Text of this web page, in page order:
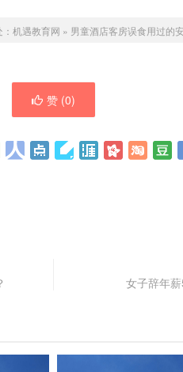
机遇教育网 » 男童酒店客房误食用过的
赞 (0)
女子辞年